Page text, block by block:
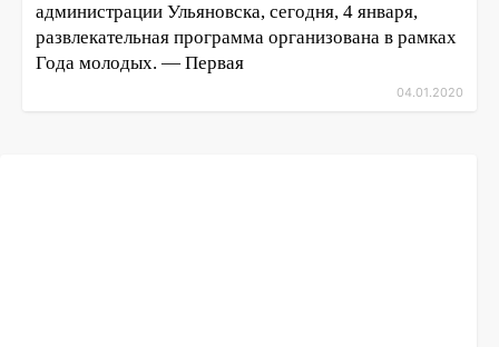
администрации Ульяновска, сегодня, 4 января,
развлекательная программа организована в рамках
Года молодых. — Первая
04.01.2020